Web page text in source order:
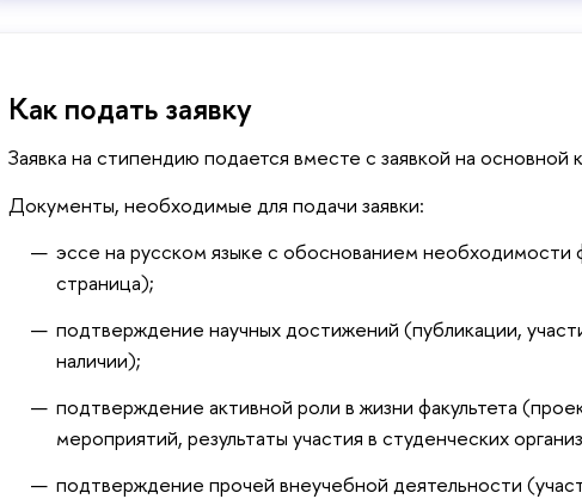
Как подать заявку
Заявка на стипендию подается вместе с заявкой на
Документы, необходимые для подачи заявки:
эссе на русском языке с обоснованием
страница);
подтверждение научных достижений (публикации,
наличии);
подтверждение активной роли в жизни факультета
мероприятий, результаты участия в студенческих
подтверждение прочей внеучебной деятельности